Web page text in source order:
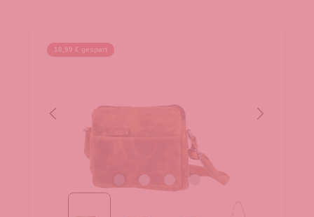
18,99 € gespart